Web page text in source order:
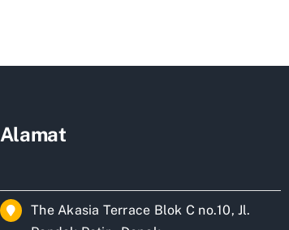
Alamat
The Akasia Terrace Blok C no.10, Jl.